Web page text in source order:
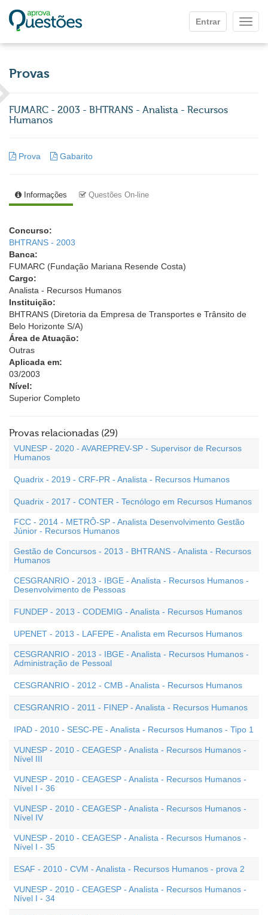
Entrar
Provas
FUMARC - 2003 - BHTRANS - Analista - Recursos
Humanos
Prova Gabarito
Informações Questões On-line
Concurso:
BHTRANS - 2003
Banca:
FUMARC (Fundação Mariana Resende Costa)
Cargo:
Analista - Recursos Humanos
Instituição:
BHTRANS (Diretoria da Empresa de Transportes e Trânsito de
Belo Horizonte S/A)
Área de Atuação:
Outras
Aplicada em:
03/2003
Nível:
Superior Completo
Provas relacionadas (29)
VUNESP - 2020 - AVAREPREV-SP - Supervisor de Recursos
Humanos
Quadrix - 2019 - CRF-PR - Analista - Recursos Humanos
Quadrix - 2017 - CONTER - Tecnólogo em Recursos Humanos
FCC - 2014 - METRÔ-SP - Analista Desenvolvimento Gestão
Júnior - Recursos Humanos
Gestão de Concursos - 2013 - BHTRANS - Analista - Recursos
Humanos
CESGRANRIO - 2013 - IBGE - Analista - Recursos Humanos -
Desenvolvimento de Pessoas
FUNDEP - 2013 - CODEMIG - Analista - Recursos Humanos
UPENET - 2013 - LAFEPE - Analista em Recursos Humanos
CESGRANRIO - 2013 - IBGE - Analista - Recursos Humanos -
Administração de Pessoal
CESGRANRIO - 2012 - CMB - Analista - Recursos Humanos
CESGRANRIO - 2011 - FINEP - Analista - Recursos Humanos
IPAD - 2010 - SESC-PE - Analista - Recursos Humanos - Tipo 1
VUNESP - 2010 - CEAGESP - Analista - Recursos Humanos -
Nível III
VUNESP - 2010 - CEAGESP - Analista - Recursos Humanos -
Nível I - 36
VUNESP - 2010 - CEAGESP - Analista - Recursos Humanos -
Nível IV
VUNESP - 2010 - CEAGESP - Analista - Recursos Humanos -
Nível I - 35
ESAF - 2010 - CVM - Analista - Recursos Humanos - prova 2
VUNESP - 2010 - CEAGESP - Analista - Recursos Humanos -
Nível I - 34